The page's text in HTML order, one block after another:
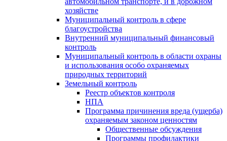
хозяйстве
Муниципальный контроль в сфере
благоустройства
Внутренний муниципальный финансовый
контроль
Муниципальный контроль в области охраны
и использования особо охраняемых
природных территорий
Земельный контроль
Реестр объектов контроля
НПА
Программа причинения вреда (ущерба)
охраняемым законом ценностям
Общественные обсуждения
Программы профилактики